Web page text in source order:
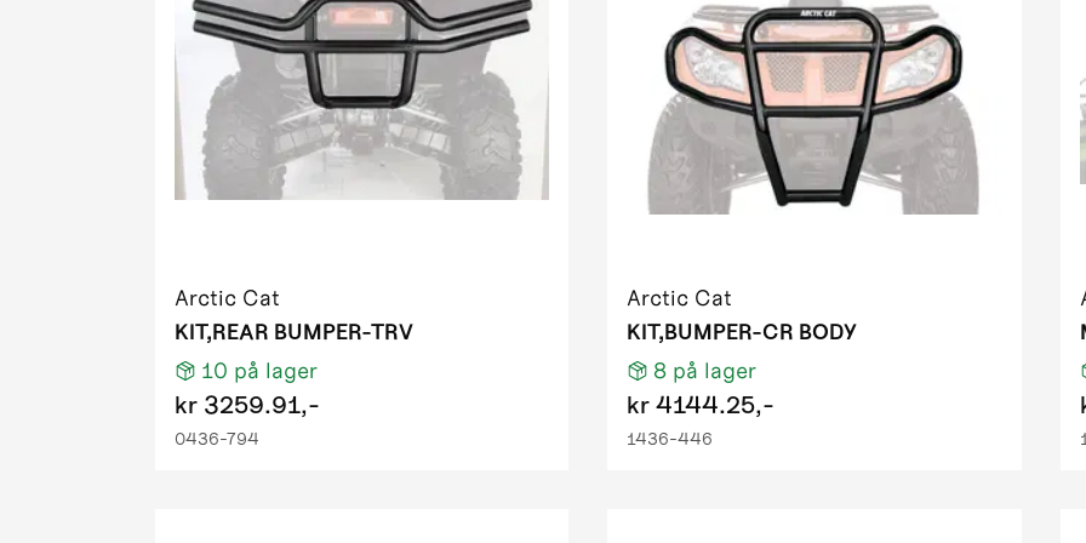
2011 550 H1 TRV PS EFT T3
2011 550 PS EFT IPM tungsten metallic
2011 550 TRV EFT LC IPM black 01
2011 550 TRV PS EFT cooper
2011 700 Diesel EFT green
2011 700 H1 FIS PS EFT T3 DESERT RED
2011 700 H1 FIS PS EFT T3 red
2011 700 PS EFT IPM desert red
2011 700 TRV PS EFT green metallic
2011 700 TRV RED light
2011 XC 450 EFT IPM black
Arctic Cat
KIT,REAR BUMPER-TRV
10 på lager
kr 3259.91,-
0436-794
Arctic Cat
KIT,BUMPER-CR BODY
8 på lager
kr4144.25,-
1436-446